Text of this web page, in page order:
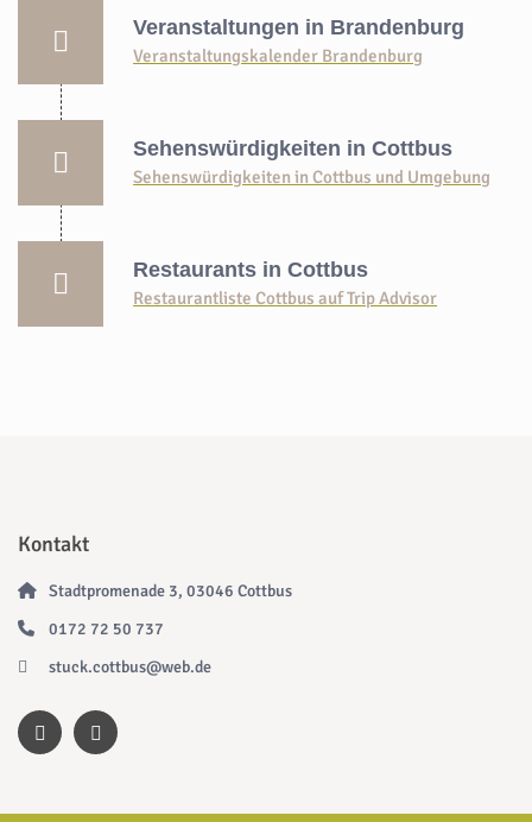
Veranstaltungen in Brandenburg
Veranstaltungskalender Brandenburg
Sehenswürdigkeiten in Cottbus
Sehenswürdigkeiten in Cottbus und Umgebung
Restaurants in Cottbus
Restaurantliste Cottbus auf Trip Advisor
Kontakt
Stadtpromenade 3, 03046 Cottbus
0172 72 50 737
stuck.cottbus@web.de